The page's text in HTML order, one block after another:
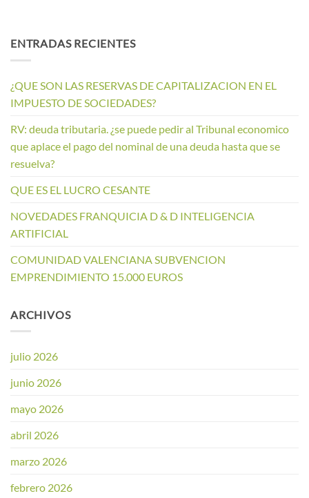
ENTRADAS RECIENTES
¿QUE SON LAS RESERVAS DE CAPITALIZACION EN EL
IMPUESTO DE SOCIEDADES?
RV: deuda tributaria. ¿se puede pedir al Tribunal economico
que aplace el pago del nominal de una deuda hasta que se
resuelva?
QUE ES EL LUCRO CESANTE
NOVEDADES FRANQUICIA D & D INTELIGENCIA
ARTIFICIAL
COMUNIDAD VALENCIANA SUBVENCION
EMPRENDIMIENTO 15.000 EUROS
ARCHIVOS
julio 2026
junio 2026
mayo 2026
abril 2026
marzo 2026
febrero 2026